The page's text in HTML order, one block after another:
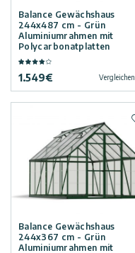
Balance Gewächshaus
244x487 cm - Grün
Aluminiumrahmen mit
Polycarbonatplatten
1.549€ Vergleichen
Balance Gewächshaus
244x367 cm - Grün
Aluminiumrahmen mit